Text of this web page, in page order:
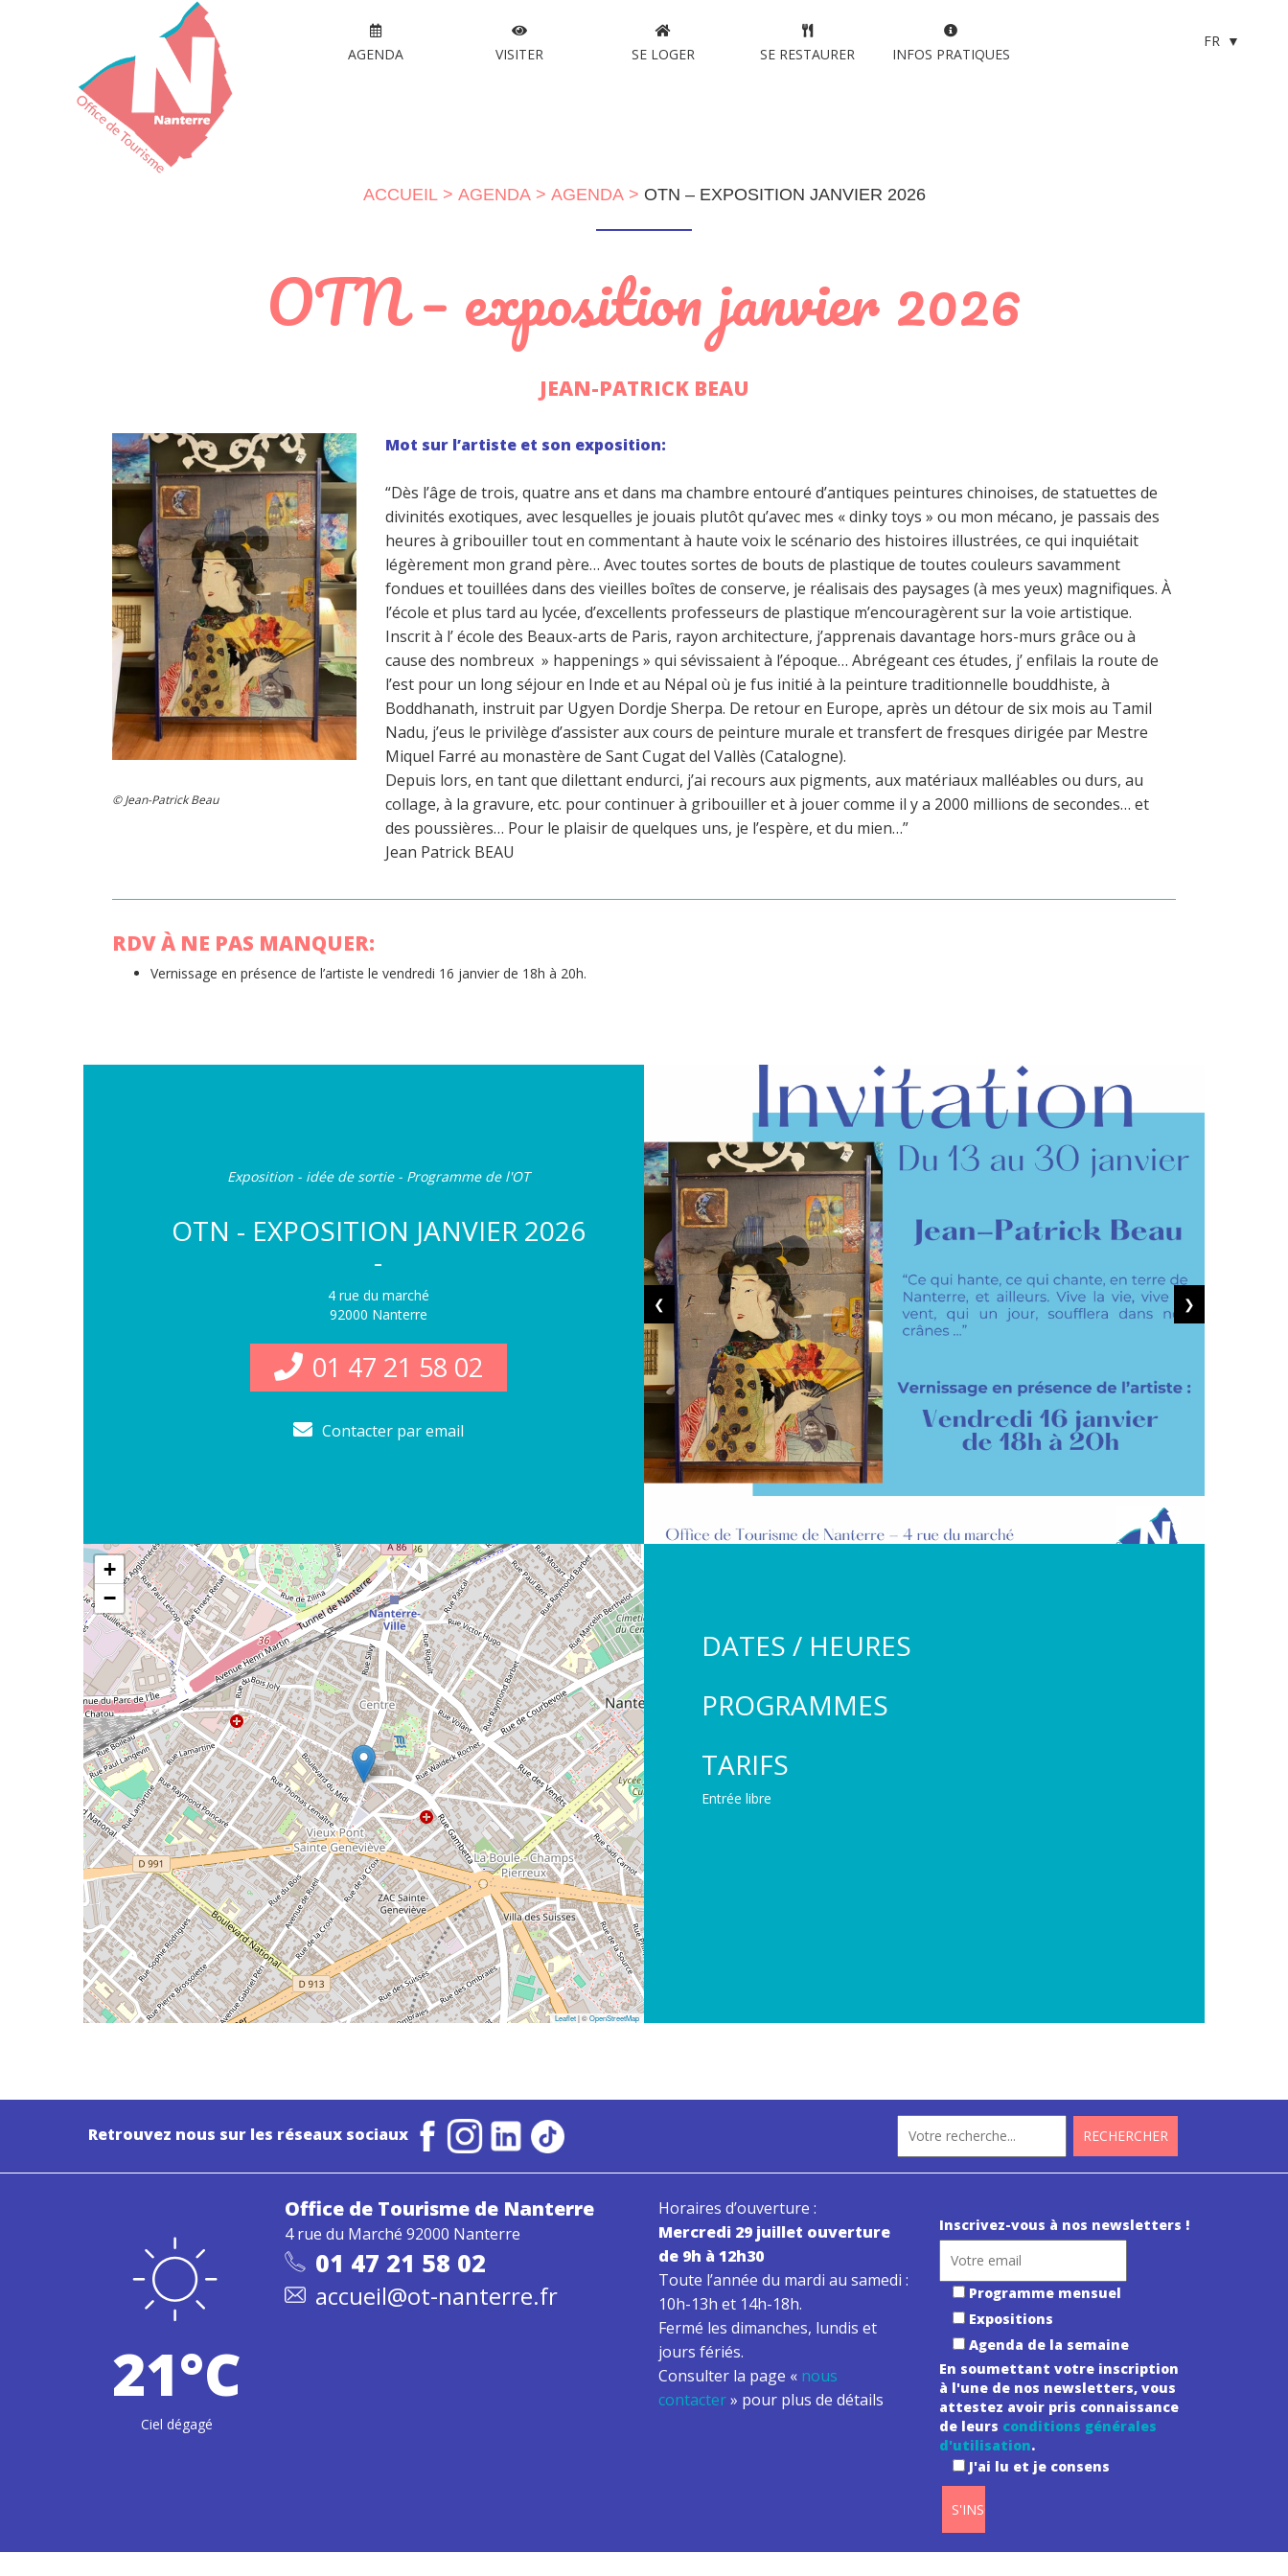
AGENDA VISITER SE LOGER SE RESTAURER INFOS PRATIQUES
FR
ACCUEIL AGENDA AGENDA OTN – EXPOSITION JANVIER 2026
OTN – exposition janvier 2026
JEAN-PATRICK BEAU
© Jean-Patrick Beau
Mot sur l’artiste et son exposition:
“Dès l’âge de trois, quatre ans et dans ma chambre entouré d’antiques peintures chinoises, de statuettes de
divinités exotiques, avec lesquelles je jouais plutôt qu’avec mes « dinky toys » ou mon mécano, je passais des
heures à gribouiller tout en commentant à haute voix le scénario des histoires illustrées, ce qui inquiétait
légèrement mon grand père… Avec toutes sortes de bouts de plastique de toutes couleurs savamment
fondues et touillées dans des vieilles boîtes de conserve, je réalisais des paysages (à mes yeux) magnifiques. À
l’école et plus tard au lycée, d’excellents professeurs de plastique m’encouragèrent sur la voie artistique.
Inscrit à l’ école des Beaux-arts de Paris, rayon architecture, j’apprenais davantage hors-murs grâce ou à
cause des nombreux » happenings » qui sévissaient à l’époque… Abrégeant ces études, j’ enfilais la route de
l’est pour un long séjour en Inde et au Népal où je fus initié à la peinture traditionnelle bouddhiste, à
Boddhanath, instruit par Ugyen Dordje Sherpa. De retour en Europe, après un détour de six mois au Tamil
Nadu, j’eus le privilège d’assister aux cours de peinture murale et transfert de fresques dirigée par Mestre
Miquel Farré au monastère de Sant Cugat del Vallès (Catalogne).
Depuis lors, en tant que dilettant endurci, j’ai recours aux pigments, aux matériaux malléables ou durs, au
collage, à la gravure, etc. pour continuer à gribouiller et à jouer comme il y a 2000 millions de secondes… et
des poussières… Pour le plaisir de quelques uns, je l’espère, et du mien…”
Jean Patrick BEAU
RDV À NE PAS MANQUER:
Vernissage en présence de l’artiste le vendredi 16 janvier de 18h à 20h.
Exposition - idée de sortie - Programme de l'OT
OTN - EXPOSITION JANVIER 2026
-
4 rue du marché
92000 Nanterre
01 47 21 58 02
Contacter par email
❮ ❯
+
−
Leaflet| ©OpenStreetMap
DATES / HEURES
PROGRAMMES
TARIFS
Entrée libre
Retrouvez nous sur les réseaux sociaux
21°C
Ciel dégagé
Office de Tourisme de Nanterre
4 rue du Marché 92000 Nanterre
01 47 21 58 02
accueil@ot-nanterre.fr
Horaires d’ouverture :
Mercredi 29 juillet ouverture
de 9h à 12h30
Toute l’année du mardi au samedi :
10h-13h et 14h-18h.
Fermé les dimanches, lundis et
jours fériés.
Consulter la page « nous
contacter» pour plus de détails
Inscrivez-vous à nos newsletters !
Programme mensuel
Expositions
Agenda de la semaine
En soumettant votre inscription
à l'une de nos newsletters, vous
attestez avoir pris connaissance
de leurs conditions générales
d'utilisation.
J'ai lu et je consens